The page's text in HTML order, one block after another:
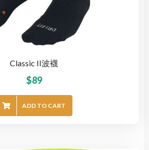
Classic II波襪
$89
ADD TO CART